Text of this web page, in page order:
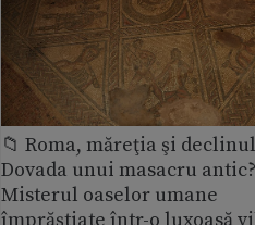
📁 Roma, măreţia şi
Dovada unui masacru antic?
Misterul oaselor umane
împrăștiate într-o luxoasă